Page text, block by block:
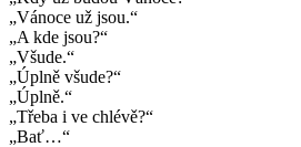
„Vánoce už jsou.“
„A kde jsou?“
„Všude.“
„Úplně všude?“
„Úplně.“
„Třeba i ve chlévě?“
„Bať…“